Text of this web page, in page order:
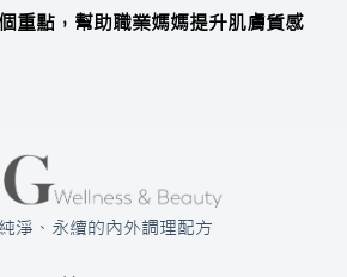
重點，幫助職業媽媽提升肌膚質感
淨、永續的內外調理配方